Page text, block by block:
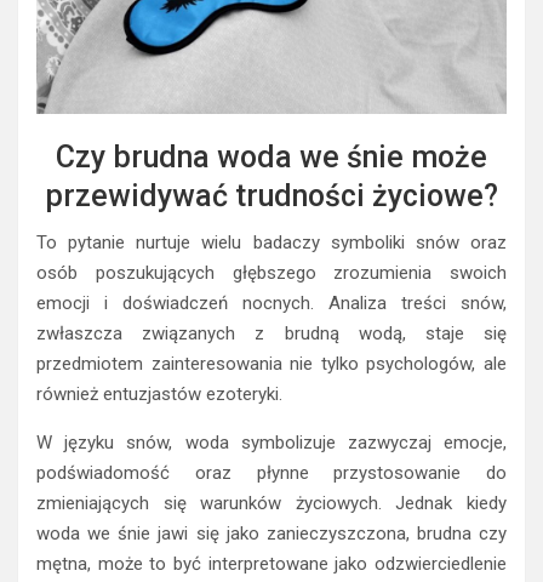
Czy brudna woda we śnie może
przewidywać trudności życiowe?
To pytanie nurtuje wielu badaczy symboliki snów oraz
osób poszukujących głębszego zrozumienia swoich
emocji i doświadczeń nocnych. Analiza treści snów,
zwłaszcza związanych z brudną wodą, staje się
przedmiotem zainteresowania nie tylko psychologów, ale
również entuzjastów ezoteryki.
W języku snów, woda symbolizuje zazwyczaj emocje,
podświadomość oraz płynne przystosowanie do
zmieniających się warunków życiowych. Jednak kiedy
woda we śnie jawi się jako zanieczyszczona, brudna czy
mętna, może to być interpretowane jako odzwierciedlenie